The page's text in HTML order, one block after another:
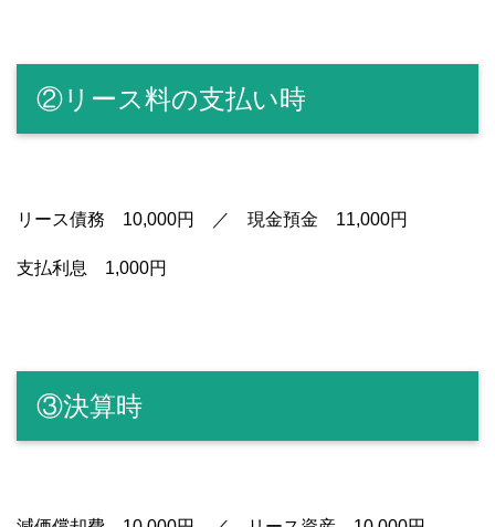
②リース料の支払い時
リース債務 10,000円 ／ 現金預金 11,000円
支払利息 1,000円
③決算時